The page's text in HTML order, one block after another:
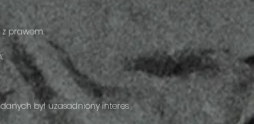
z prawem.
był uzasadniony interes